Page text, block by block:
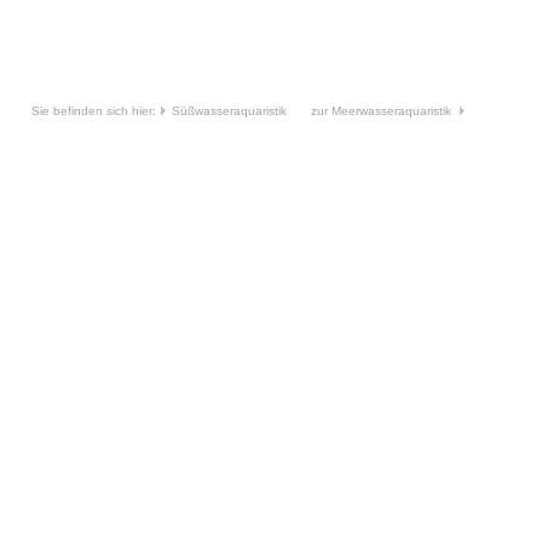
Sie befinden sich hier: Süßwasseraquaristik zur Meerwasseraquaristik